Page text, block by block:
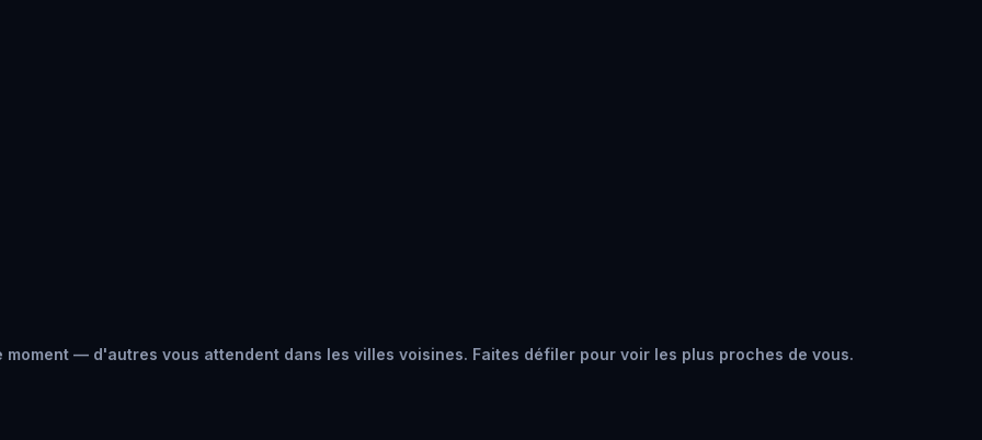
— d'autres vous attendent dans les villes voisines. Faites défiler pour voir les plus proches de vous.